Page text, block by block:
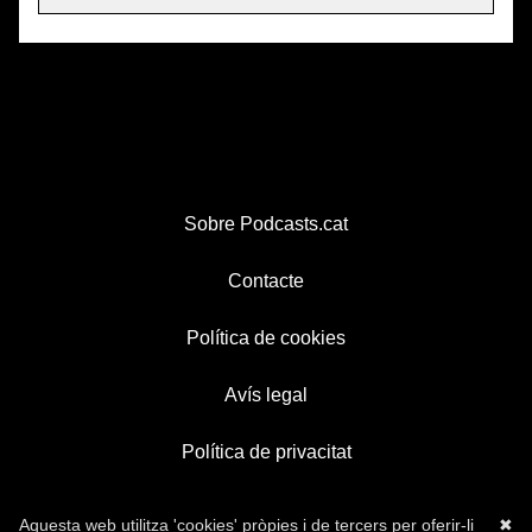
Sobre Podcasts.cat
Contacte
Política de cookies
Avís legal
Política de privacitat
✖
Aquesta web utilitza 'cookies' pròpies i de tercers per oferir-li